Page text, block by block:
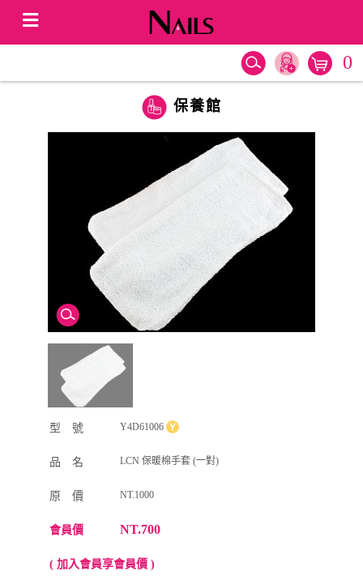
0
保養館
型 號 Y4D61006
品 名 LCN 保暖棉手套 (一對)
原 價 NT.1000
會員價 NT.700
( 加入會員享會員價 )